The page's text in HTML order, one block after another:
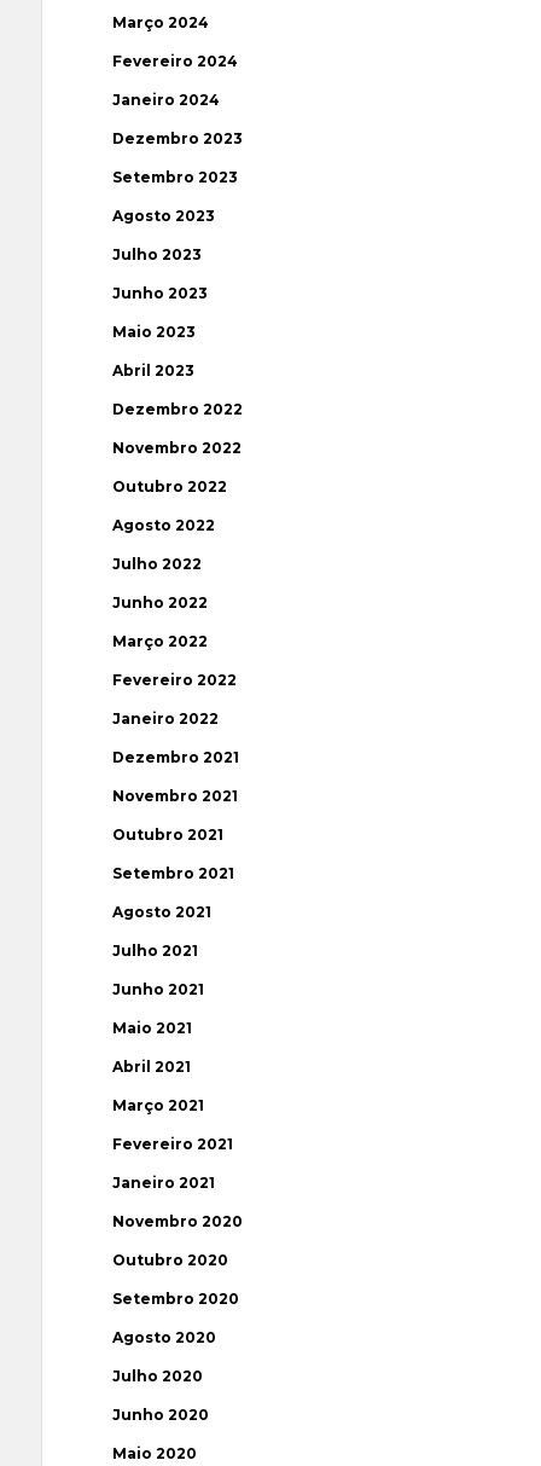
Março 2024
Fevereiro 2024
Janeiro 2024
Dezembro 2023
Setembro 2023
Agosto 2023
Julho 2023
Junho 2023
Maio 2023
Abril 2023
Dezembro 2022
Novembro 2022
Outubro 2022
Agosto 2022
Julho 2022
Junho 2022
Março 2022
Fevereiro 2022
Janeiro 2022
Dezembro 2021
Novembro 2021
Outubro 2021
Setembro 2021
Agosto 2021
Julho 2021
Junho 2021
Maio 2021
Abril 2021
Março 2021
Fevereiro 2021
Janeiro 2021
Novembro 2020
Outubro 2020
Setembro 2020
Agosto 2020
Julho 2020
Junho 2020
Maio 2020